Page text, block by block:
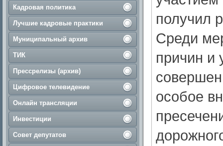
Кадровая политика
Лучшие кадровые практики
Муниципальный архив
ТИК
Прессрелизы (архив)
Цифровое телевидение
Онлайн трансляции
Инвестиции
Совет депутатов
получил
Среди
причин и
особое